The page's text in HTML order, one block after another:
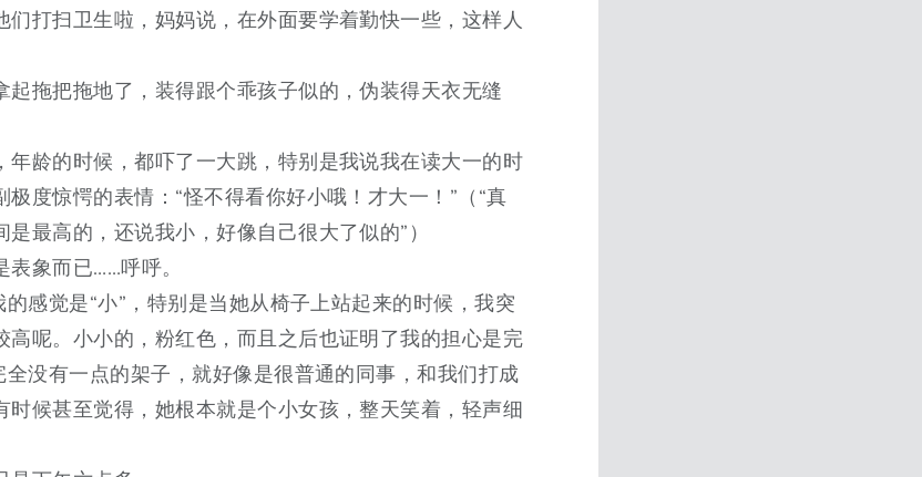
们打扫卫生啦，妈妈说，在外面要学着勤快一些，这样人
起拖把拖地了，装得跟个乖孩子似的，伪装得天衣无缝
年龄的时候，都吓了一大跳，特别是我说我在读大一的时
度惊愕的表情：“怪不得看你好小哦！才大一！”（“真
最高的，还说我小，好像自己很大了似的”）
象而已……呼呼。
的感觉是“小”，特别是当她从椅子上站起来的时候，我突
高呢。小小的，粉红色，而且之后也证明了我的担心是完
全没有一点的架子，就好像是很普通的同事，和我们打成
时候甚至觉得，她根本就是个小女孩，整天笑着，轻声细